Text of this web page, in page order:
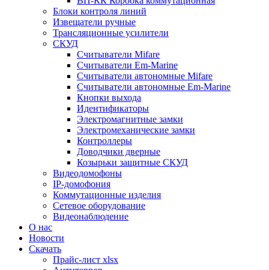
Блоки контроля линий
Извещатели ручные
Трансляционные усилители
СКУД
Считыватели Mifare
Считыватели Еm-Marine
Считыватели автономные Mifare
Считыватели автономные Em-Marine
Кнопки выхода
Идентификаторы
Электромагнитные замки
Электромеханические замки
Контроллеры
Доводчики дверные
Козырьки защитные СКУД
Видеодомофоны
IP-домофония
Коммутационные изделия
Сетевое оборудование
Видеонаблюдение
О нас
Новости
Скачать
Прайс-лист xlsx